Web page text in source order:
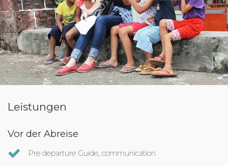
Leistungen
Vor der Abreise
Pre departure Guide, communication